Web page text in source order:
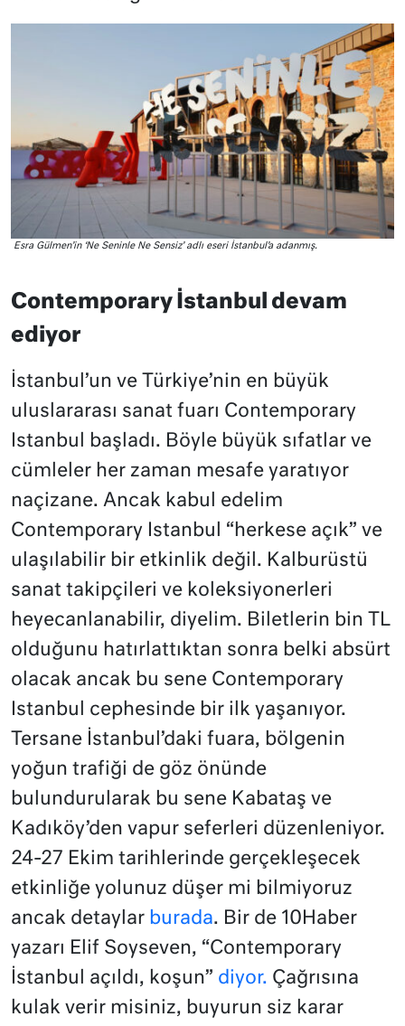
Esra Gülmen’in ‘Ne Seninle Ne Sensiz’ adlı eseri İstanbul’a adanmış.
Contemporary İstanbul devam
ediyor
İstanbul’un ve Türkiye’nin en büyük
uluslararası sanat fuarı Contemporary
Istanbul başladı. Böyle büyük sıfatlar ve
cümleler her zaman mesafe yaratıyor
naçizane. Ancak kabul edelim
Contemporary Istanbul “herkese açık” ve
ulaşılabilir bir etkinlik değil. Kalburüstü
sanat takipçileri ve koleksiyonerleri
heyecanlanabilir, diyelim. Biletlerin bin TL
olduğunu hatırlattıktan sonra belki absürt
olacak ancak bu sene Contemporary
Istanbul cephesinde bir ilk yaşanıyor.
Tersane İstanbul’daki fuara, bölgenin
yoğun trafiği de göz önünde
bulundurularak bu sene Kabataş ve
Kadıköy’den vapur seferleri düzenleniyor.
24-27 Ekim tarihlerinde gerçekleşecek
etkinliğe yolunuz düşer mi bilmiyoruz
ancak detaylar burada. Bir de 10Haber
yazarı Elif Soyseven, “Contemporary
İstanbul açıldı, koşun” diyor. Çağrısına
kulak verir misiniz, buyurun siz karar